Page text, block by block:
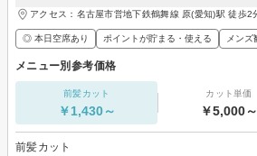
アクセス：名古屋市営地下鉄鶴舞線 原(愛知)駅 徒歩2
◎ 本日空席あり ポイントが貯まる・使える メンズ
メニュー別参考価格
前髪カット
￥1,430～
カット単価
￥5,000～
前髪カット